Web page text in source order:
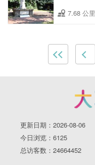
7.68 公里
更新日期：2026-08-06
今日浏览：6125
总访客数：24664452